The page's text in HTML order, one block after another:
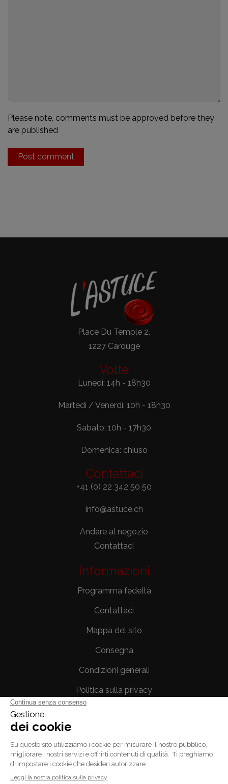
Please note, comments must be approved before they
are published
Post comment
Place Du Temple 2.
1227 Carouge
Volte
Lunedì: 14h - 18h30
Martedì / Venerdì: 10h - 18h30
Sabato: 10h - 17h30
Domenica: chiuso
Contattaci
+41 (0) 22 342 50 50
info@astuce.ch
Andare al negozio
Contattaci
Informazioni
Programma fedeltà
Contattaci
Mappa del sito
Consegna
Condizioni generali
Politica sulla privacy
Il tuo account
Informazioni personali
Ordini